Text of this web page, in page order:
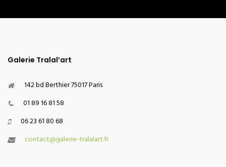
Galerie Tralal’art
142 bd Berthier 75017 Paris
01 89 16 81 58
06 23 61 80 68
contact@galerie-tralalart.fr